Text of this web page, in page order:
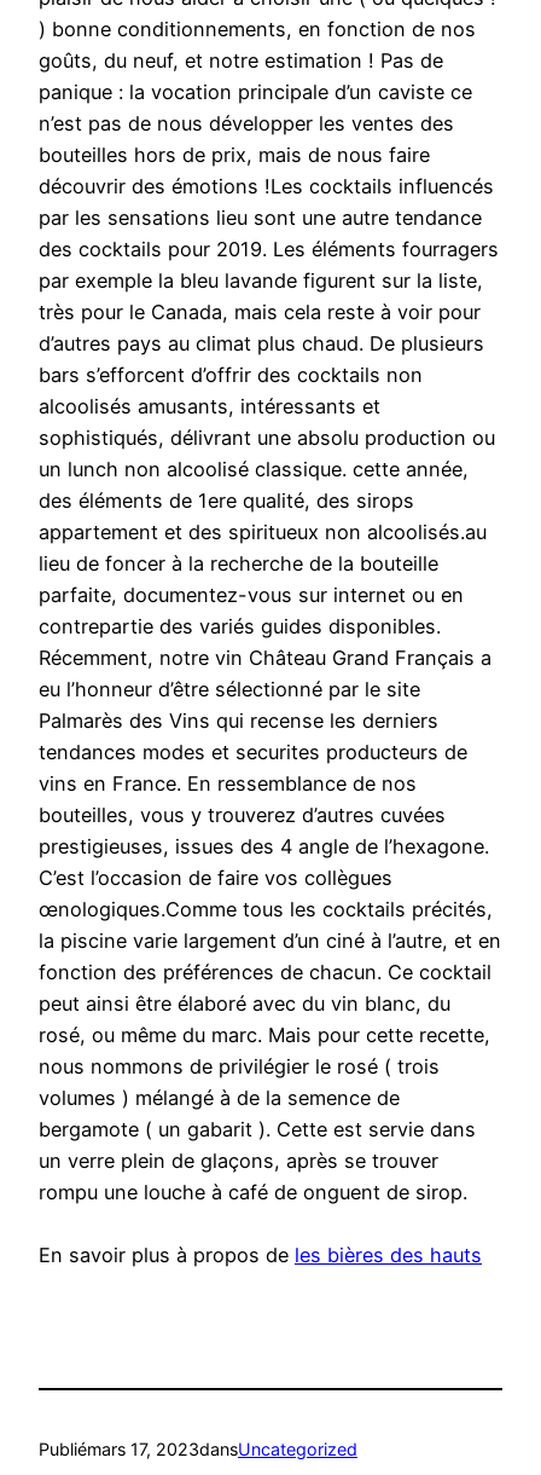
) bonne conditionnements, en fonction de nos
goûts, du neuf, et notre estimation ! Pas de
panique : la vocation principale d’un caviste ce
n’est pas de nous développer les ventes des
bouteilles hors de prix, mais de nous faire
découvrir des émotions !Les cocktails influencés
par les sensations lieu sont une autre tendance
des cocktails pour 2019. Les éléments fourragers
par exemple la bleu lavande figurent sur la liste,
très pour le Canada, mais cela reste à voir pour
d’autres pays au climat plus chaud. De plusieurs
bars s’efforcent d’offrir des cocktails non
alcoolisés amusants, intéressants et
sophistiqués, délivrant une absolu production ou
un lunch non alcoolisé classique. cette année,
des éléments de 1ere qualité, des sirops
appartement et des spiritueux non alcoolisés.au
lieu de foncer à la recherche de la bouteille
parfaite, documentez-vous sur internet ou en
contrepartie des variés guides disponibles.
Récemment, notre vin Château Grand Français a
eu l’honneur d’être sélectionné par le site
Palmarès des Vins qui recense les derniers
tendances modes et securites producteurs de
vins en France. En ressemblance de nos
bouteilles, vous y trouverez d’autres cuvées
prestigieuses, issues des 4 angle de l’hexagone.
C’est l’occasion de faire vos collègues
œnologiques.Comme tous les cocktails précités,
la piscine varie largement d’un ciné à l’autre, et en
fonction des préférences de chacun. Ce cocktail
peut ainsi être élaboré avec du vin blanc, du
rosé, ou même du marc. Mais pour cette recette,
nous nommons de privilégier le rosé ( trois
volumes ) mélangé à de la semence de
bergamote ( un gabarit ). Cette est servie dans
un verre plein de glaçons, après se trouver
rompu une louche à café de onguent de sirop.
En savoir plus à propos de les bières des hauts
Publiémars 17, 2023dansUncategorized